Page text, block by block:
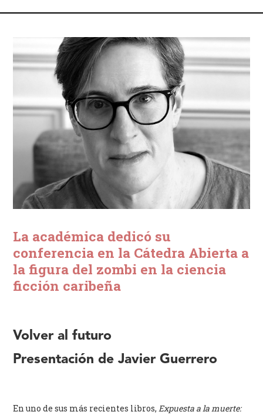
La académica dedicó su
conferencia en la Cátedra Abierta a
la figura del zombi en la ciencia
ficción caribeña
Volver al futuro
Presentación de Javier Guerrero
En uno de sus más recientes libros,Expuesta a la muerte: